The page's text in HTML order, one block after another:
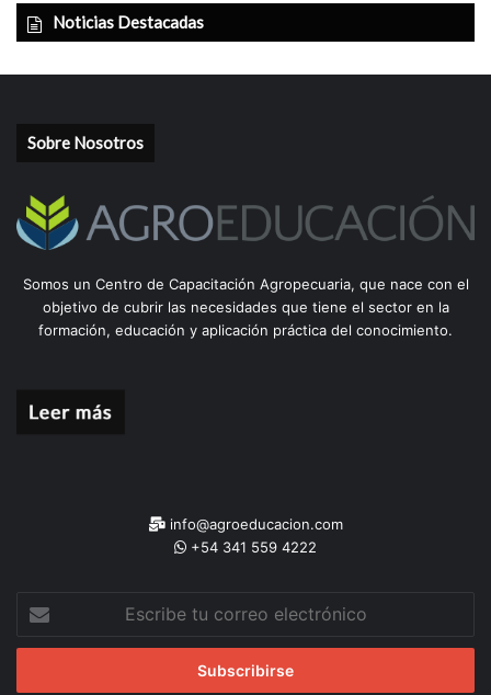
Noticias Destacadas
Sobre Nosotros
Somos un Centro de Capacitación Agropecuaria, que nace con el
objetivo de cubrir las necesidades que tiene el sector en la
formación, educación y aplicación práctica del conocimiento.
info@agroeducacion.com
+54 341 559 4222
correo